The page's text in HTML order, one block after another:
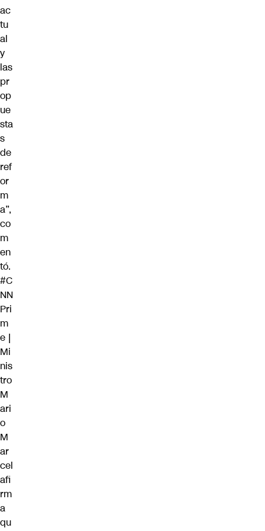
ac
tu
al
y
las
pr
op
ue
sta
s
de
ref
or
m
a”,
co
m
en
tó.
#C
NN
Pri
m
e |
Mi
nis
tro
M
ari
o
M
ar
cel
afi
rm
a
qu